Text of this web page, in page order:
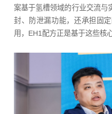
案基于氢槽领域的行业交流与
封、防泄漏功能，还承担固
用，EH1配方正是基于这些核